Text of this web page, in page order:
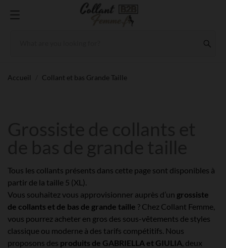
Accueil Collant et bas Grande Taille
Tous les collants présents dans cette page sont disponibles à
partir de la taille 5 (XL).
Vous souhaitez vous approvisionner auprès d’un grossiste
de collants et de bas de grande taille ? Chez Collant Femme,
vous pourrez acheter en gros des sous-vêtements de styles
classique ou moderne à des tarifs compétitifs. Nous
proposons des produits de GABRIELLA et GIULIA, deux